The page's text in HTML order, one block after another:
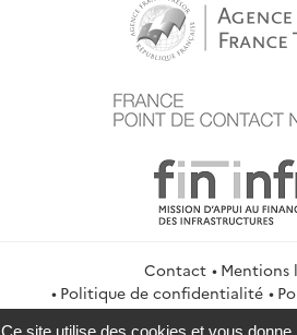
Contact
Mentions
Politique de confidentialité
Gestion des cookies
Ce site utilise des cookies et vous